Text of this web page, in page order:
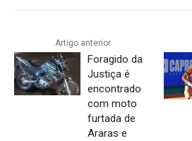
Artigo anterior
Foragido da
Justiça é
encontrado
com moto
furtada de
Araras e